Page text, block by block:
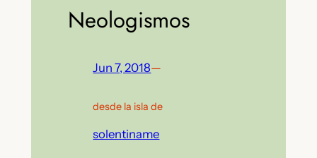
Neologismos
Jun 7, 2018—
desde la isla de
solentiname